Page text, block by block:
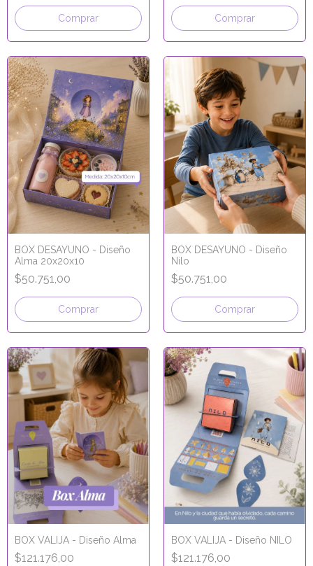
Comprar Comprar
BOX DESAYUNO - Diseño
Alma 20x20x10
$50.751,00
Comprar
BOX DESAYUNO - Diseño
Nilo
$50.751,00
Comprar
BOX VALIJA - Diseño Alma
$121.176,00
BOX VALIJA - Diseño NILO
$121.176,00